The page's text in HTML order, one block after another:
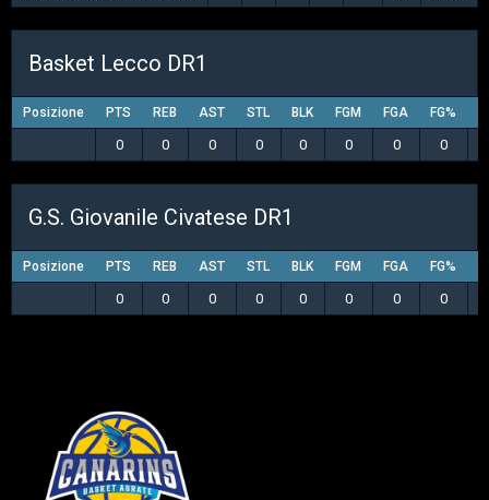
Basket Lecco DR1
Posizione PTS REB AST STL BLK FGM FGA FG%
0 0 0 0 0 0 0 0
G.S. Giovanile Civatese DR1
Posizione PTS REB AST STL BLK FGM FGA FG%
0 0 0 0 0 0 0 0